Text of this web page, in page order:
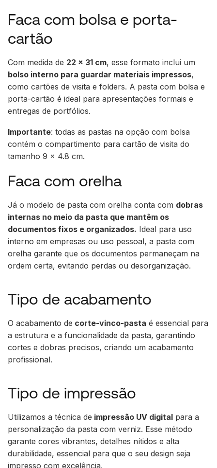
Faca com bolsa e porta-
cartão
Com medida de 22 x 31 cm, esse formato inclui um
bolso interno para guardar materiais impressos,
como cartões de visita e folders. A pasta com bolsa e
porta-cartão é ideal para apresentações formais e
entregas de portfólios.
Importante: todas as pastas na opção com bolsa
contém o compartimento para cartão de visita do
tamanho 9 x 4.8 cm.
Faca com orelha
Já o modelo de pasta com orelha conta com dobras
internas no meio da pasta que mantêm os
documentos fixos e organizados. Ideal para uso
interno em empresas ou uso pessoal, a pasta com
orelha garante que os documentos permaneçam na
ordem certa, evitando perdas ou desorganização.
Tipo de acabamento
O acabamento de corte-vinco-pasta é essencial para
a estrutura e a funcionalidade da pasta, garantindo
cortes e dobras precisos, criando um acabamento
profissional.
Tipo de impressão
Utilizamos a técnica de impressão UV digital para a
personalização da pasta com verniz. Esse método
garante cores vibrantes, detalhes nítidos e alta
durabilidade, essencial para que o seu design seja
impresso com excelência.